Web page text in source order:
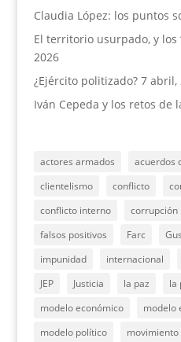
Claudia López: los puntos
El territorio usurpado, y los
2026
¿Ejército politizado? 7 abril,
Iván Cepeda y los retos de
actores armados acuerdos
clientelismo
conflicto
conflicto interno
corrupción
falsos positivos
Farc
impunidad
internacional
JEP
Justicia la paz
la
modelo económico
modelo
modelo político
movimiento